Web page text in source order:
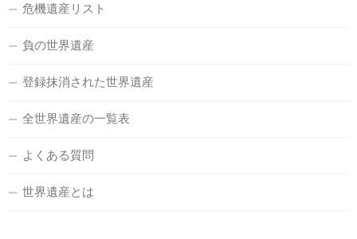
危機遺産リスト
負の世界遺産
登録抹消された世界遺産
全世界遺産の一覧表
よくある質問
世界遺産とは